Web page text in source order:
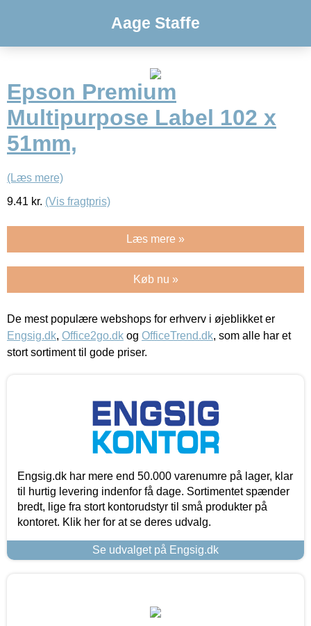
Aage Staffe
Epson Premium
Multipurpose Label 102 x
51mm,
(Læs mere)
9.41 kr. (Vis fragtpris)
Læs mere »
Køb nu »
De mest populære webshops for erhverv i øjeblikket er
Engsig.dk, Office2go.dk og OfficeTrend.dk, som alle har et
stort sortiment til gode priser.
Engsig.dk har mere end 50.000 varenumre på lager, klar
til hurtig levering indenfor få dage. Sortimentet spænder
bredt, lige fra stort kontorudstyr til små produkter på
kontoret. Klik her for at se deres udvalg.
Se udvalget på Engsig.dk